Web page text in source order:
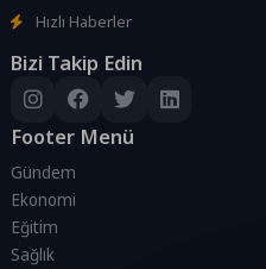
Hızlı Haberler
Bizi Takip Edin
Footer Menü
Gündem
Ekonomi
Eğitim
Sağlık